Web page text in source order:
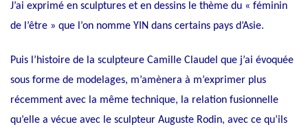
J’ai exprimé en sculptures et en dessins le thème du « féminin
de l’être » que l’on nomme YIN dans certains pays d’Asie.
Puis l’histoire de la sculpteure Camille Claudel que j’ai évoquée
sous forme de modelages, m’amènera à m’exprimer plus
récemment avec la même technique, la relation fusionnelle
qu’elle a vécue avec le sculpteur Auguste Rodin, avec ce qu’ils